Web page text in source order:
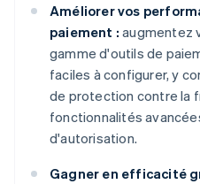
Améliorer vos
paiement : augmentez
gamme d'outils de
faciles à configurer, y
de protection contre la
fonctionnalités
d'autorisation.
Gagner en efficacité